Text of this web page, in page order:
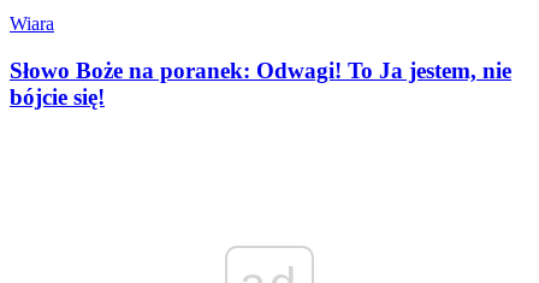
Wiara
Słowo Boże na poranek: Odwagi! To Ja jestem, nie
bójcie się!